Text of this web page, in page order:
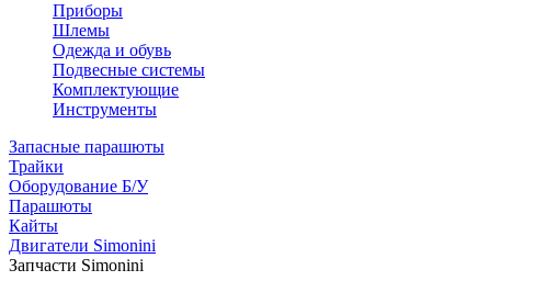
Приборы
Шлемы
Одежда и обувь
Подвесные системы
Комплектующие
Инструменты
Запасные парашюты
Трайки
Оборудование Б/У
Парашюты
Кайты
Двигатели Simonini
Запчасти Simonini